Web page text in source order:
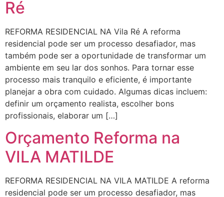
Ré
REFORMA RESIDENCIAL NA Vila Ré A reforma
residencial pode ser um processo desafiador, mas
também pode ser a oportunidade de transformar um
ambiente em seu lar dos sonhos. Para tornar esse
processo mais tranquilo e eficiente, é importante
planejar a obra com cuidado. Algumas dicas incluem:
definir um orçamento realista, escolher bons
profissionais, elaborar um […]
Orçamento Reforma na
VILA MATILDE
REFORMA RESIDENCIAL NA VILA MATILDE A reforma
residencial pode ser um processo desafiador, mas